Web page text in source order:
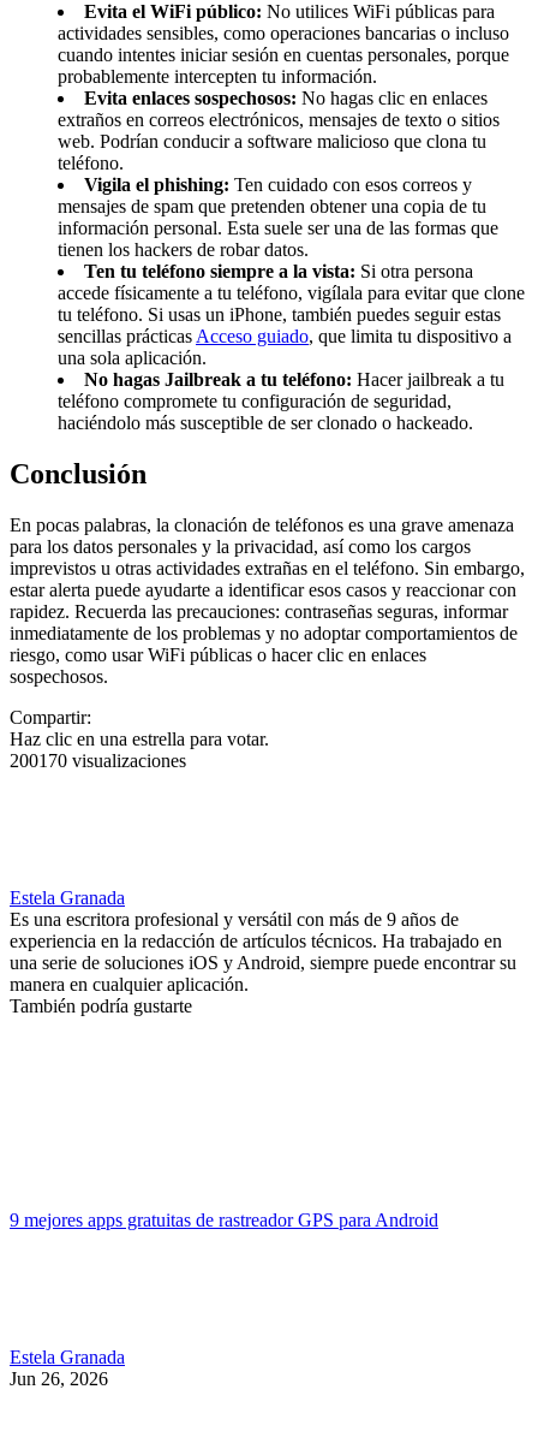
Evita el WiFi público: No utilices WiFi públicas para
actividades sensibles, como operaciones bancarias o incluso
cuando intentes iniciar sesión en cuentas personales, porque
probablemente intercepten tu información.
Evita enlaces sospechosos: No hagas clic en enlaces
extraños en correos electrónicos, mensajes de texto o sitios
web. Podrían conducir a software malicioso que clona tu
teléfono.
Vigila el phishing: Ten cuidado con esos correos y
mensajes de spam que pretenden obtener una copia de tu
información personal. Esta suele ser una de las formas que
tienen los hackers de robar datos.
Ten tu teléfono siempre a la vista: Si otra persona
accede físicamente a tu teléfono, vigílala para evitar que clone
tu teléfono. Si usas un iPhone, también puedes seguir estas
sencillas prácticas Acceso guiado, que limita tu dispositivo a
una sola aplicación.
No hagas Jailbreak a tu teléfono: Hacer jailbreak a tu
teléfono compromete tu configuración de seguridad,
haciéndolo más susceptible de ser clonado o hackeado.
Conclusión
En pocas palabras, la clonación de teléfonos es una grave amenaza
para los datos personales y la privacidad, así como los cargos
imprevistos u otras actividades extrañas en el teléfono. Sin embargo,
estar alerta puede ayudarte a identificar esos casos y reaccionar con
rapidez. Recuerda las precauciones: contraseñas seguras, informar
inmediatamente de los problemas y no adoptar comportamientos de
riesgo, como usar WiFi públicas o hacer clic en enlaces
sospechosos.
Compartir:
Haz clic en una estrella para votar.
200170 visualizaciones
Estela Granada
Es una escritora profesional y versátil con más de 9 años de
experiencia en la redacción de artículos técnicos. Ha trabajado en
una serie de soluciones iOS y Android, siempre puede encontrar su
manera en cualquier aplicación.
También podría gustarte
9 mejores apps gratuitas de rastreador GPS para Android
Estela Granada
Jun 26, 2026